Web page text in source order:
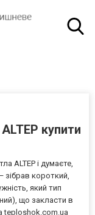
купити
ALTEP і думаєте,
короткий,
який тип
що закласти в
teploshok.com.ua